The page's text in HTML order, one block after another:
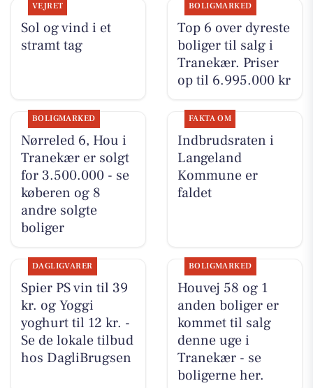
VEJRET
Sol og vind i et
stramt tag
BOLIGMARKED
Top 6 over dyreste
boliger til salg i
Tranekær. Priser
op til 6.995.000 kr
BOLIGMARKED
Nørreled 6, Hou i
Tranekær er solgt
for 3.500.000 - se
køberen og 8
andre solgte
boliger
FAKTA OM
Indbrudsraten i
Langeland
Kommune er
faldet
DAGLIGVARER
Spier PS vin til 39
kr. og Yoggi
yoghurt til 12 kr. -
Se de lokale tilbud
hos DagliBrugsen
BOLIGMARKED
Houvej 58 og 1
anden boliger er
kommet til salg
denne uge i
Tranekær - se
boligerne her.